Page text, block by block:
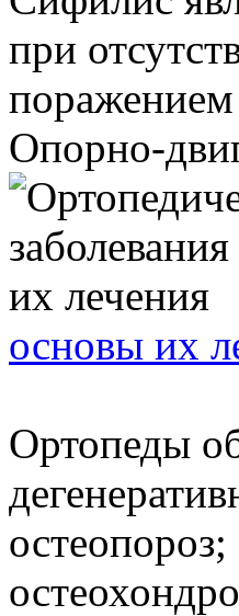
при
поражением
Опорно-
основы их
Ортопеды